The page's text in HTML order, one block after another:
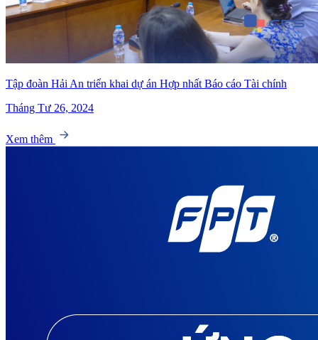
Tập đoàn Hải An triển khai dự án Hợp nhất Báo cáo Tài chính
Tháng Tư 26, 2024
Xem thêm